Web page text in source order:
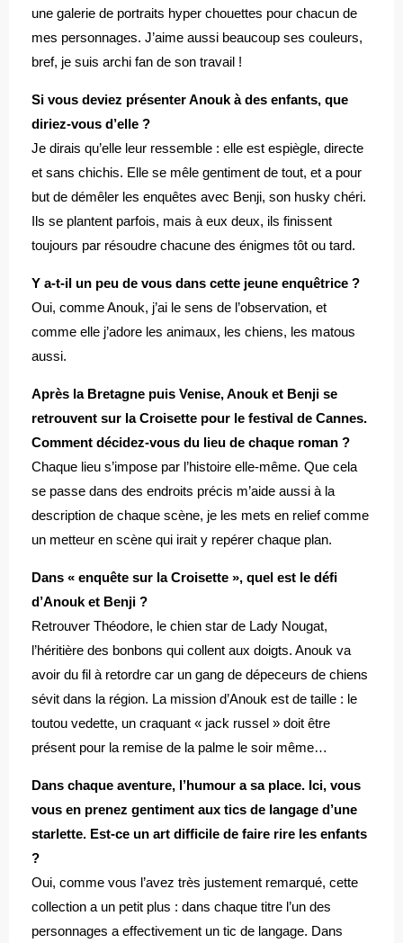
une galerie de portraits hyper chouettes pour chacun de
mes personnages. J’aime aussi beaucoup ses couleurs,
bref, je suis archi fan de son travail !
Si vous deviez présenter Anouk à des enfants, que
diriez-vous d’elle ?
Je dirais qu’elle leur ressemble : elle est espiègle, directe
et sans chichis. Elle se mêle gentiment de tout, et a pour
but de démêler les enquêtes avec Benji, son husky chéri.
Ils se plantent parfois, mais à eux deux, ils finissent
toujours par résoudre chacune des énigmes tôt ou tard.
Y a-t-il un peu de vous dans cette jeune enquêtrice ?
Oui, comme Anouk, j’ai le sens de l’observation, et
comme elle j’adore les animaux, les chiens, les matous
aussi.
Après la Bretagne puis Venise, Anouk et Benji se
retrouvent sur la Croisette pour le festival de Cannes.
Comment décidez-vous du lieu de chaque roman ?
Chaque lieu s’impose par l’histoire elle-même. Que cela
se passe dans des endroits précis m’aide aussi à la
description de chaque scène, je les mets en relief comme
un metteur en scène qui irait y repérer chaque plan.
Dans « enquête sur la Croisette », quel est le défi
d’Anouk et Benji ?
Retrouver Théodore, le chien star de Lady Nougat,
l’héritière des bonbons qui collent aux doigts. Anouk va
avoir du fil à retordre car un gang de dépeceurs de chiens
sévit dans la région. La mission d’Anouk est de taille : le
toutou vedette, un craquant « jack russel » doit être
présent pour la remise de la palme le soir même…
Dans chaque aventure, l’humour a sa place. Ici, vous
vous en prenez gentiment aux tics de langage d’une
starlette. Est-ce un art difficile de faire rire les enfants
?
Oui, comme vous l’avez très justement remarqué, cette
collection a un petit plus : dans chaque titre l’un des
personnages a effectivement un tic de langage. Dans